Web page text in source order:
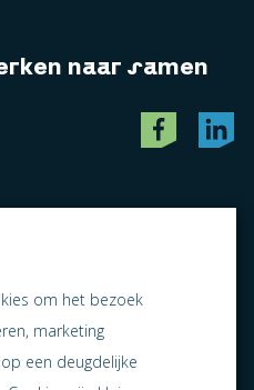
naar samen
om het bezoek
marketing
een deugdelijke